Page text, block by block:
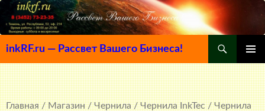
inkRF.ru — Рассвет Вашего Бизнеса!
МЕНЮ
К
СОДЕРЖИМОМУ
Главная/Магазин/Чернила/Чернила InkTec/ Чернила